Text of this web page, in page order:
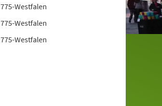
775-Westfalen
775-Westfalen
775-Westfalen